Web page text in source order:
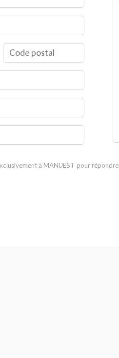
Code postal
à MANUEST pour